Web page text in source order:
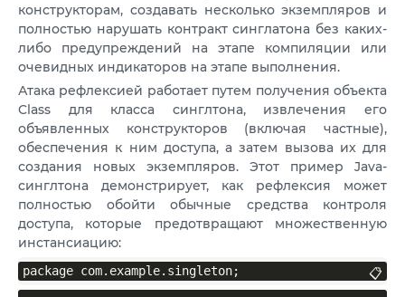
конструкторам, создавать несколько экземпляров и
полностью нарушать контракт синглатона без каких-
либо предупреждений на этапе компиляции или
очевидных индикаторов на этапе выполнения.
Атака рефлексией работает путем получения объекта
Class для класса синглтона, извлечения его
объявленных конструкторов (включая частные),
обеспечения к ним доступа, а затем вызова их для
создания новых экземпляров. Этот пример Java-
синглтона демонстрирует, как рефлексия может
полностью обойти обычные средства контроля
доступа, которые предотвращают множественную
инстансиацию:
package com.example.singleton; 📋